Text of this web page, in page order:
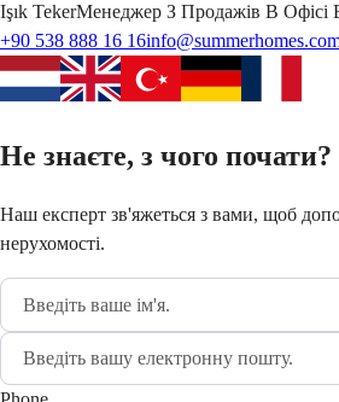
Işık TekerМенеджер З Продажів В Офісі
+90 538 888 16 16
Не знаєте, з чого почати?
Наш експерт зв'яжеться з вами, щоб
нерухомості.